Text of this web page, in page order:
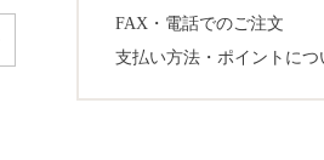
FAX・電話でのご注文
支払い方法・ポイントにつ